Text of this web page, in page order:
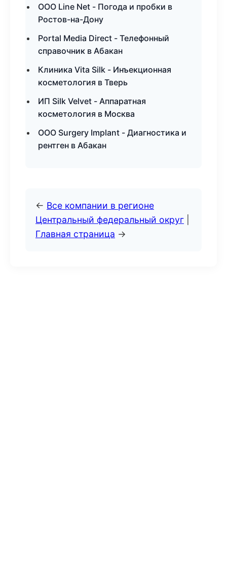
ООО Line Net - Погода и пробки в
Ростов-на-Дону
Portal Media Direct - Телефонный
справочник в Абакан
Клиника Vita Silk - Инъекционная
косметология в Тверь
ИП Silk Velvet - Аппаратная
косметология в Москва
ООО Surgery Implant - Диагностика и
рентген в Абакан
← Все компании в регионе
Центральный федеральный округ
Главная страница →